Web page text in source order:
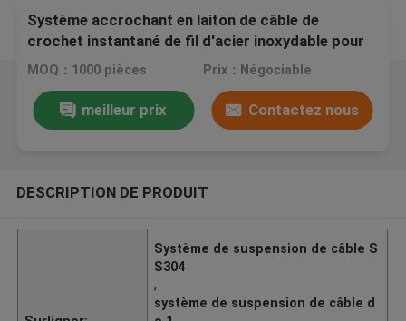
Système accrochant en laiton de câble de
crochet instantané de fil d'acier inoxydable pour
accrocher d'éclairage
MOQ：1000 pièces Prix：Négociable
meilleur prix Contactez nous
DESCRIPTION DE PRODUIT
Système de suspension de câble S
S304
,
système de suspension de câble d